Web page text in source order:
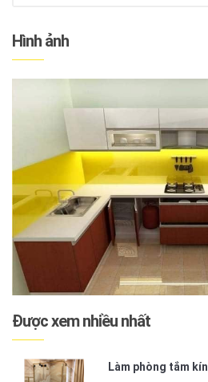
Hình ảnh
Được xem nhiều nhất
Làm phòng tắm